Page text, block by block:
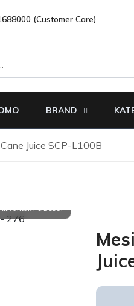
(Customer Care)
BRAND
Juice SCP-L100B